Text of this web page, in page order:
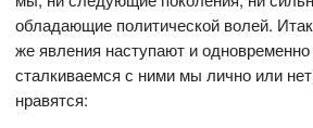
обладающие политической волей.
же явления наступают и одновременно
сталкиваемся с ними мы лично или
нравятся: